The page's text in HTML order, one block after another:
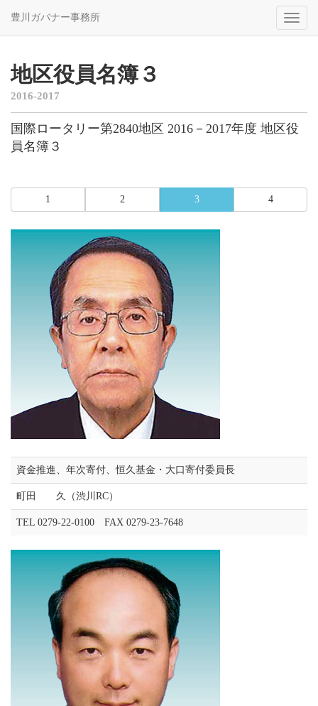
Toggle
豊川ガバナー事務所
地区役員名簿３
2016-2017
国際ロータリー第2840地区 2016－2017年度 地区役
員名簿３
1 2 3 4
資金推進、年次寄付、恒久基金・大口寄付委員長
町田 久（渋川RC）
TEL 0279-22-0100 FAX 0279-23-7648